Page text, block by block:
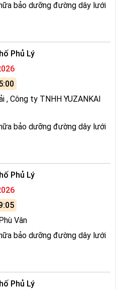
bảo dưỡng đường dây lưới
Phủ Lý
, Công ty TNHH YUZANKAI
bảo dưỡng đường dây lưới
Phủ Lý
Vân
bảo dưỡng đường dây lưới
Phủ Lý